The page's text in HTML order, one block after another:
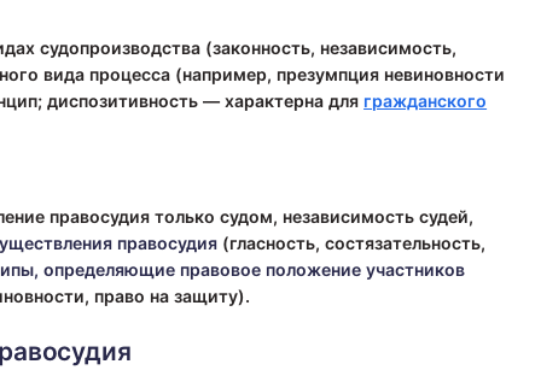
судопроизводства (законность, независимость,
вида процесса (например, презумпция невиновности
диспозитивность — характерна для гражданского
правосудия только судом, независимость судей,
правосудия (гласность, состязательность,
определяющие правовое положение участников
право на защиту).